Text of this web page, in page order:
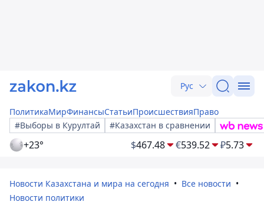
Рус
ПолитикаМирФинансыСтатьиПроисшествияПраво
#Выборы в Курултай
#Казахстан в сравнении
+23° $467.48 €539.52 ₽5.73
Новости Казахстана и мира на сегодня
Все новости
Новости политики